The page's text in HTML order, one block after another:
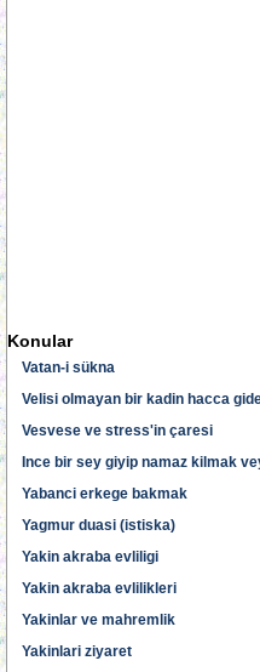
Konular
Vatan-i sükna
Velisi olmayan bir kadin hacca
Vesvese ve stress'in çaresi
Ince bir sey giyip namaz kilmak
Yabanci erkege bakmak
Yagmur duasi (istiska)
Yakin akraba evliligi
Yakin akraba evlilikleri
Yakinlar ve mahremlik
Yakinlari ziyaret